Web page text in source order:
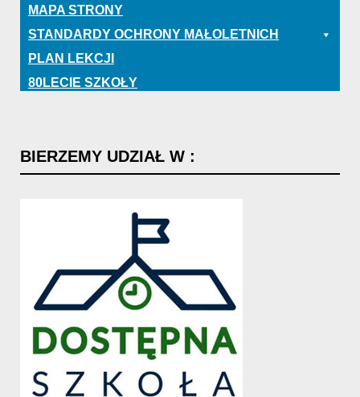
MAPA STRONY
STANDARDY OCHRONY MAŁOLETNICH
PLAN LEKCJI
80LECIE SZKOŁY
BIERZEMY UDZIAŁ W :